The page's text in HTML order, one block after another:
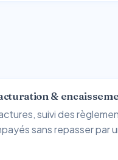
&
suivi des
sans repasser par